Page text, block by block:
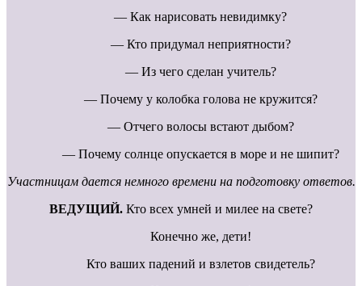
— Как нарисовать невидимку?
— Кто придумал неприятности?
— Из чего сделан учитель?
— Почему у колобка голова не кружится?
— Отчего волосы встают дыбом?
— Почему солнце опускается в море и не шипит?
Участницам дается немного времени на подготовку ответов.
ВЕДУЩИЙ. Кто всех умней и милее на свете?
Конечно же, дети!
Кто ваших падений и взлетов свидетель?